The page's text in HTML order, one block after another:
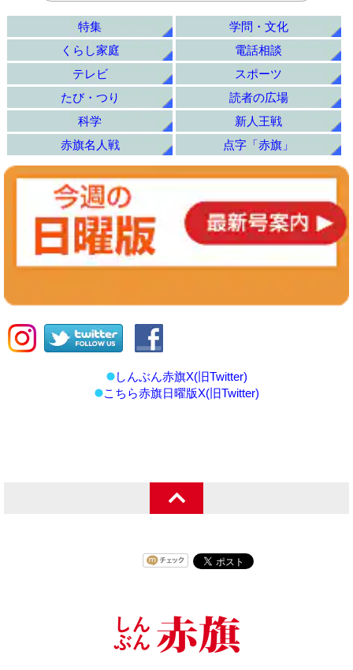
特集
学問・文化
くらし家庭
電話相談
テレビ
スポーツ
たび・つり
読者の広場
科学
新人王戦
赤旗名人戦
点字「赤旗」
しんぶん赤旗X(旧Twitter)
こちら赤旗日曜版X(旧Twitter)